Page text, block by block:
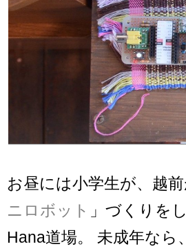
お昼には小学生が、越
ニロボット 」づくりを
Hana道場。 未成年な